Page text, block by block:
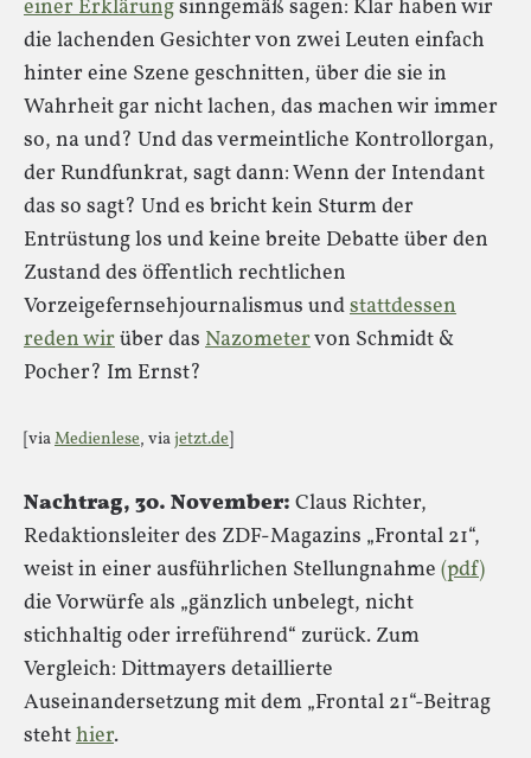
einer Erklärungsinngemäß sagen: Klar haben wir
die lachenden Gesichter von zwei Leuten einfach
hinter eine Szene geschnitten, über die sie in
Wahrheit gar nicht lachen, das machen wir immer
so, na und? Und das vermeintliche Kontrollorgan,
der Rundfunkrat, sagt dann: Wenn der Intendant
das so sagt? Und es bricht kein Sturm der
Entrüstung los und keine breite Debatte über den
Zustand des öffentlich rechtlichen
Vorzeigefernsehjournalismus undstattdessen
reden wirüber das Nazometervon Schmidt &
Pocher? Im Ernst?
[viaMedienlese, viajetzt.de]
Nachtrag, 30. November: Claus Richter,
Redaktionsleiter des ZDF-Magazins „Frontal 21“,
weist in einer ausführlichen Stellungnahme (pdf)
die Vorwürfe als „gänzlich unbelegt, nicht
stichhaltig oder irreführend“ zurück. Zum
Vergleich: Dittmayers detaillierte
Auseinandersetzung mit dem „Frontal 21“-Beitrag
stehthier.